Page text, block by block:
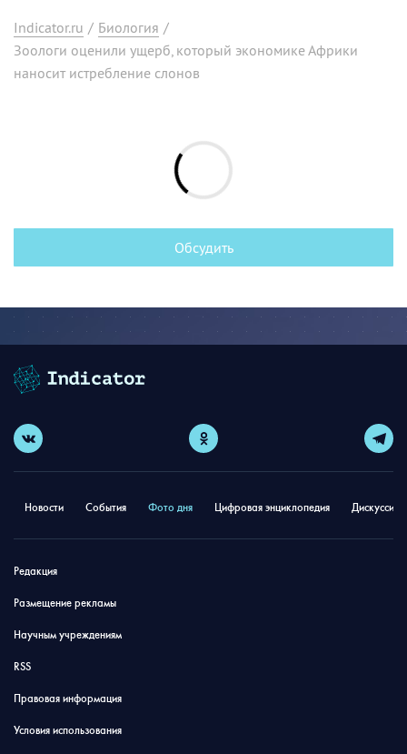
Indicator.ru / Биология /
Зоологи оценили ущерб, который экономике Африки
наносит истребление слонов
Обсудить
Новости События Фото дня Цифровая энциклопедия
Редакция
Размещение рекламы
Научным учреждениям
RSS
Правовая информация
Условия использования